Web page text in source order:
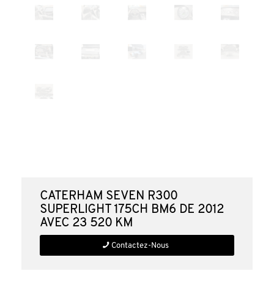
CATERHAM Seven R300
Superlight 175ch BM6 de 2012
avec 23 520 km
Contactez-Nous